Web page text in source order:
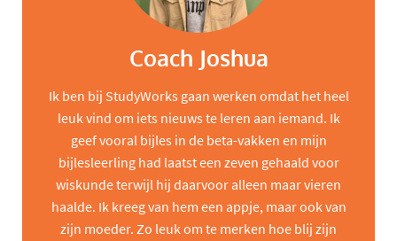
Coach Joshua
Ik ben bij StudyWorks gaan werken omdat het heel
leuk vind om iets nieuws te leren aan iemand. Ik
geef vooral bijles in de beta-vakken en mijn
bijlesleerling had laatst een zeven gehaald voor
wiskunde terwijl hij daarvoor alleen maar vieren
haalde. Ik kreeg van hem een appje, maar ook van
zijn moeder. Zo leuk om te merken hoe blij zijn